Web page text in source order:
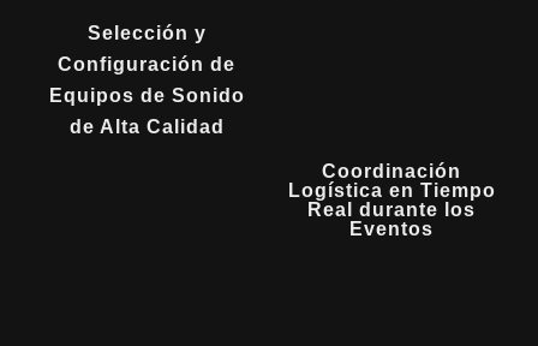
Selección y
Configuración de
Equipos de Sonido
de Alta Calidad
Coordinación
Logística en Tiempo
Real durante los
Eventos